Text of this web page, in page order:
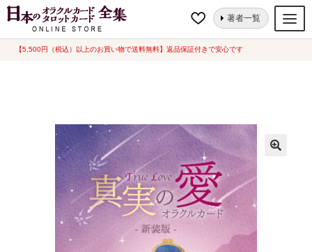
【5,500円（税込）以上のお買い物で送料無料】返品保証付きで安心です
ナ
コ
著者一覧
オラクルカード
トランプ
中古一覧
ホーム オラクルカード 人生・哲学
真実の愛オラクルカード〈新装
版〉 (中古-良い)